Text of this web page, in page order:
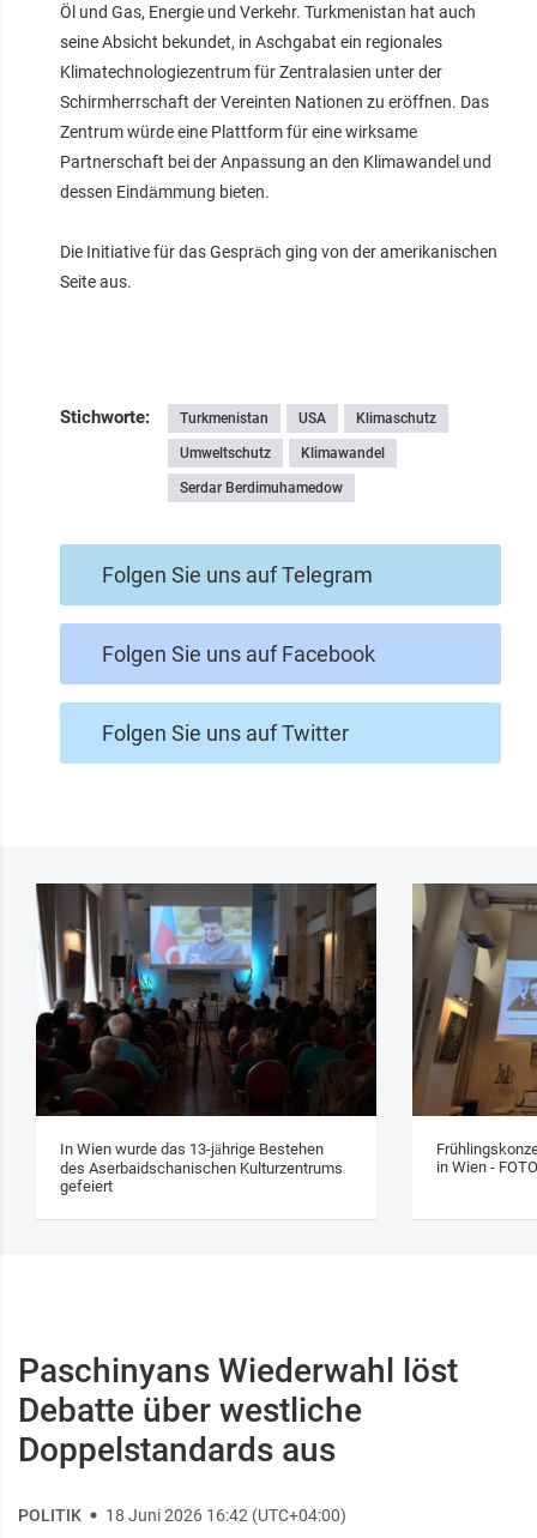
Öl und Gas, Energie und Verkehr. Turkmenistan hat auch
seine Absicht bekundet, in Aschgabat ein regionales
Klimatechnologiezentrum für Zentralasien unter der
Schirmherrschaft der Vereinten Nationen zu eröffnen. Das
Zentrum würde eine Plattform für eine wirksame
Partnerschaft bei der Anpassung an den Klimawandel und
dessen Eindämmung bieten.
Die Initiative für das Gespräch ging von der amerikanischen
Seite aus.
Stichworte: Turkmenistan USA Klimaschutz
Umweltschutz Klimawandel
Serdar Berdimuhamedow
Folgen Sie uns auf Telegram
Folgen Sie uns auf Facebook
Folgen Sie uns auf Twitter
In Wien wurde das 13‑jährige Bestehen
des Aserbaidschanischen Kulturzentrums
gefeiert
in Wien - FOTO
Paschinyans Wiederwahl löst
Debatte über westliche
Doppelstandards aus
POLITIK 18 Juni 2026 16:42 (UTC+04:00)